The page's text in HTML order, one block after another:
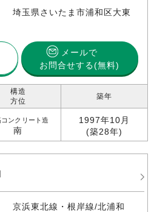
埼玉県さいたま市浦和区大東
メールで
お問合せする(無料)
構造
方位
コンクリート造
南
築年
1997年10月
(築28年)
京浜東北線・根岸線/北浦和